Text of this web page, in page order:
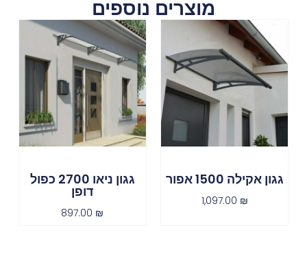
מוצרים נוספים
גגון אקילה 1500 אפור
1,097.00 ₪
גגון ניאו 2700 כפול
דופן
897.00 ₪